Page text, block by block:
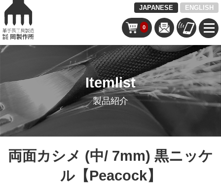
JAPANESE ENGLISH
0
Itemlist
製品紹介
両面カシメ (中/ 7mm) 黒ニッケ
ル【Peacock】